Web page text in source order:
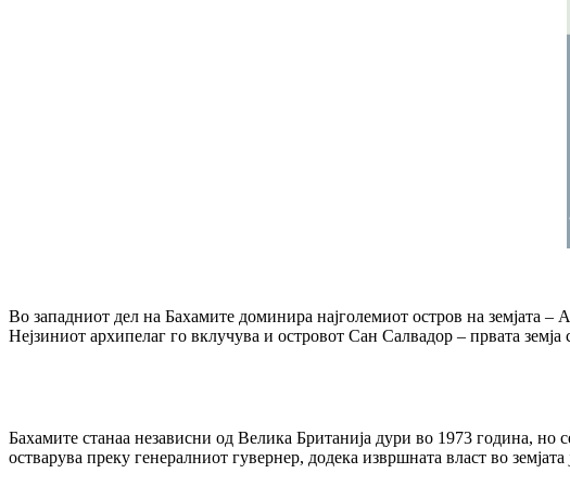
Во западниот дел на Бахамите доминира најголемиот остров на земјата
Нејзиниот архипелаг го вклучува и островот Сан Салвадор – првата
Бахамите станаа независни од Велика Британија дури во 1973 година,
остварува преку генералниот гувернер, додека извршната власт во